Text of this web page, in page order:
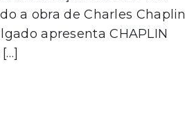
a obra de Charles Chaplin
apresenta CHAPLIN